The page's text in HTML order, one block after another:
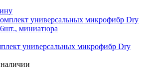
универсальных микрофибр Dry